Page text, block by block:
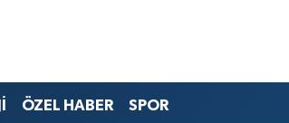
ÖZEL HABER SPOR